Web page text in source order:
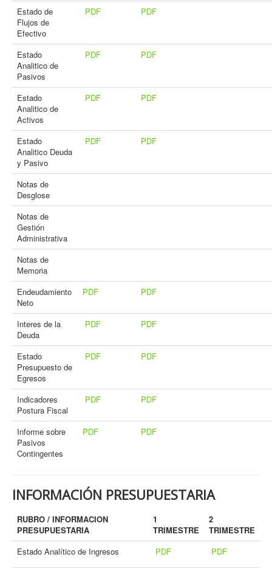
Estado de
Flujos de
Efectivo
PDF PDF
Estado
Analitico de
Pasivos
PDF PDF
Estado
Analitico de
Activos
PDF PDF
Estado
Analitico Deuda
y Pasivo
PDF PDF
Notas de
Desglose
Notas de
Gestión
Administrativa
Notas de
Memoria
Endeudamiento
Neto
PDF PDF
Interes de la
Deuda
PDF PDF
Estado
Presupuesto de
Egresos
PDF PDF
Indicadores
Postura Fiscal
PDF PDF
Informe sobre
Pasivos
Contingentes
PDF PDF
INFORMACIÓN PRESUPUESTARIA
RUBRO / INFORMACION
PRESUPUESTARIA
1
TRIMESTRE
2
TRIMESTRE
Estado Analítico de Ingresos
PDF PDF